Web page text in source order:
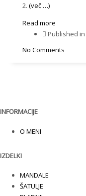
2. (več …)
Read more
Published in
No Comments
INFORMACIJE
O MENI
IZDELKI
MANDALE
ŠATULJE